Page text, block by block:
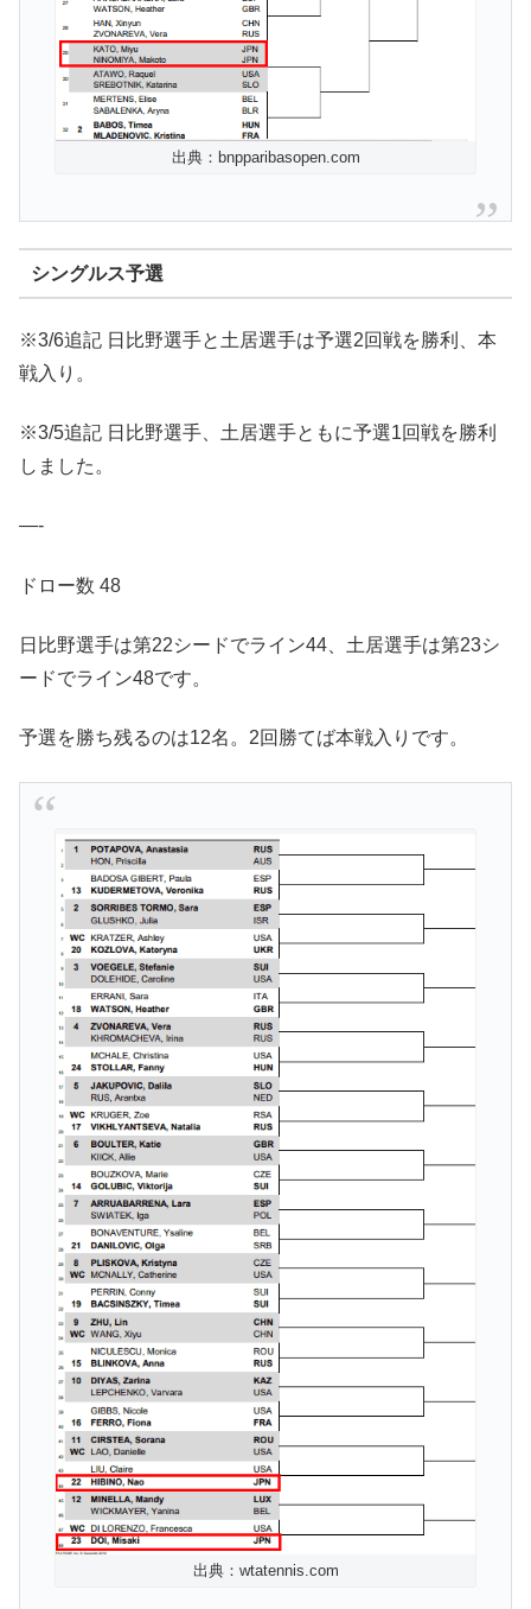
出典：bnpparibasopen.com
シングルス予選
※3/6追記 日比野選手と土居選手は予選2回戦を勝利、本
戦入り。
※3/5追記 日比野選手、土居選手ともに予選1回戦を勝利
しました。
—-
ドロー数 48
日比野選手は第22シードでライン44、土居選手は第23シ
ードでライン48です。
予選を勝ち残るのは12名。2回勝てば本戦入りです。
出典：wtatennis.com